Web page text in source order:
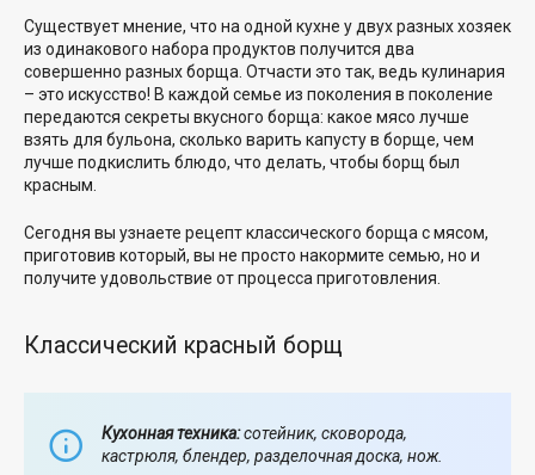
Существует мнение, что на одной кухне у двух разных хозяек
из одинакового набора продуктов получится два
совершенно разных борща. Отчасти это так, ведь кулинария
– это искусство! В каждой семье из поколения в поколение
передаются секреты вкусного борща: какое мясо лучше
взять для бульона, сколько варить капусту в борще, чем
лучше подкислить блюдо, что делать, чтобы борщ был
красным.
Сегодня вы узнаете рецепт классического борща с мясом,
приготовив который, вы не просто накормите семью, но и
получите удовольствие от процесса приготовления.
Классический красный борщ
Кухонная техника:сотейник, сковорода,
кастрюля, блендер, разделочная доска, нож.